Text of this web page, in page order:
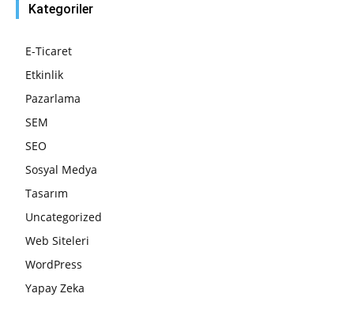
Kategoriler
E-Ticaret
Etkinlik
Pazarlama
SEM
SEO
Sosyal Medya
Tasarım
Uncategorized
Web Siteleri
WordPress
Yapay Zeka